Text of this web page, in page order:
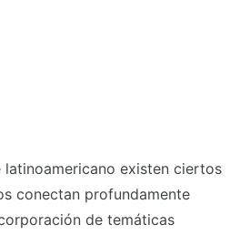
conectan profundamente
de temáticas